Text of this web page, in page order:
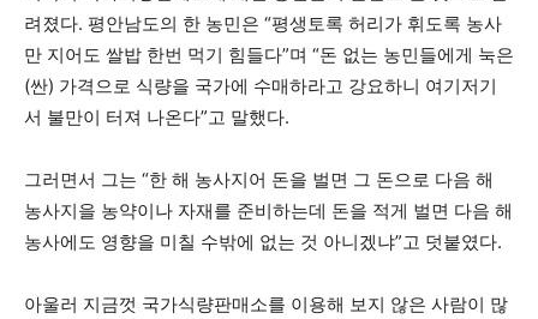
려졌다. 평안남도의 한 농민은 “평생토록 허리가 휘도록 농사
만 지어도 쌀밥 한번 먹기 힘들다”며 “돈 없는 농민들에게 눅은
(싼) 가격으로 식량을 국가에 수매하라고 강요하니 여기저기
서 불만이 터져 나온다”고 말했다.
그러면서 그는 “한 해 농사지어 돈을 벌면 그 돈으로 다음 해
농사지을 농약이나 자재를 준비하는데 돈을 적게 벌면 다음 해
농사에도 영향을 미칠 수밖에 없는 것 아니겠냐”고 덧붙였다.
아울러 지금껏 국가식량판매소를 이용해 보지 않은 사람이 많